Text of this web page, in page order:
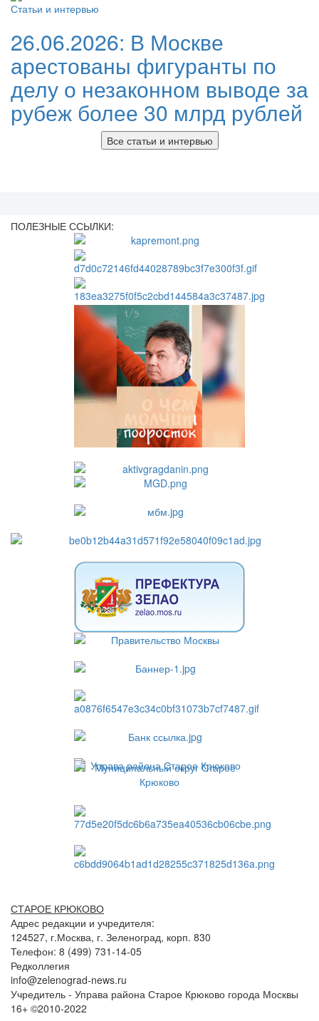
Статьи и интервью
26.06.2026: В Москве
арестованы фигуранты по
делу о незаконном выводе за
рубеж более 30 млрд рублей
Все статьи и интервью
ПОЛЕЗНЫЕ ССЫЛКИ:
СТАРОЕ КРЮКОВО
Адрес редакции и учредителя:
124527, г.Москва, г. Зеленоград, корп. 830
Телефон: 8 (499) 731-14-05
Редколлегия
info@zelenograd-news.ru
Учредитель - Управа района Старое Крюково города Москвы
16+ ©2010-2022